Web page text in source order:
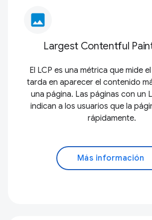
image
Largest Contentful
El LCP es una métrica que mide
tarda en aparecer el contenido
una página. Las páginas con un
indican a los usuarios que la
rápidamente.
Más información